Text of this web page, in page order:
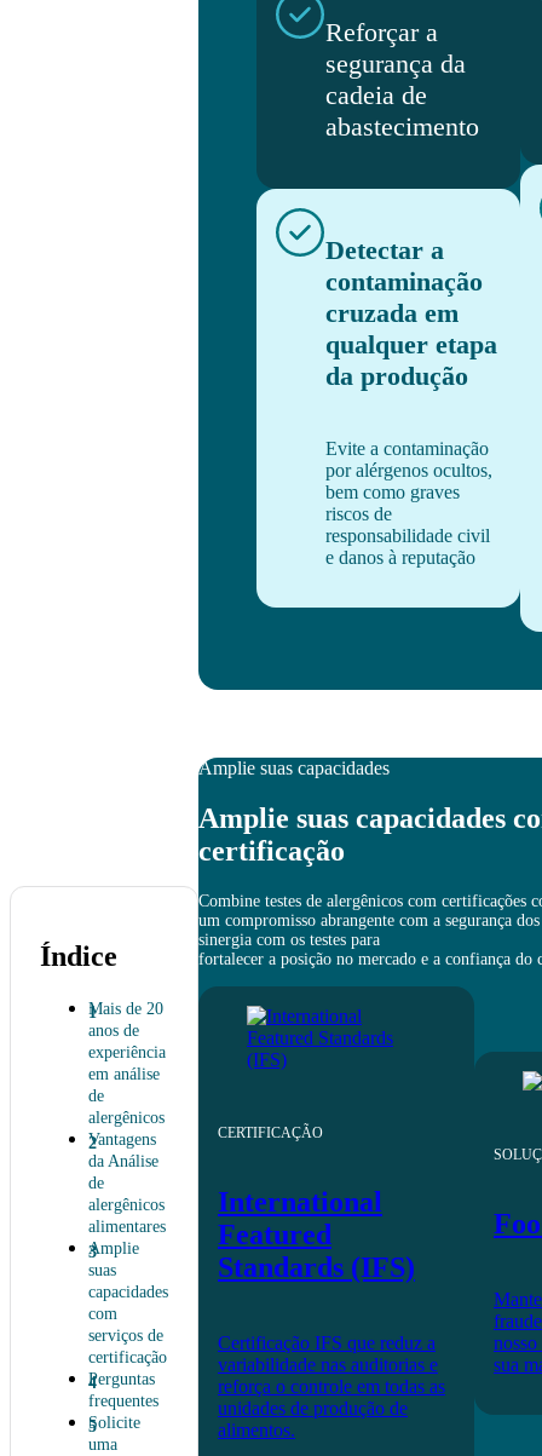
Índice
Mais de 20
anos de
experiência
em análise
de
alergênicos
Vantagens
da Análise
de
alergênicos
alimentares
Amplie
suas
capacidades
com
serviços de
certificação
Perguntas
frequentes
Solicite
uma
Reforçar a
segurança da
cadeia de
abastecimento
Detectar a
contaminação
cruzada em
qualquer etapa
da produção
Evite a contaminação
por alérgenos ocultos,
bem como graves
riscos de
responsabilidade civil
e danos à reputação
Amplie suas capacidades
Amplie suas capacidades
certificação
Combine testes de alergênicos com certificações
um compromisso abrangente com a segurança
sinergia com os testes para
fortalecer a posição no mercado e a confiança do
CERTIFICAÇÃO
International
Featured
Standards (IFS)
Certificação IFS que reduz a
variabilidade nas auditorias e
reforça o controle em todas as
unidades de produção de
alimentos.
sua